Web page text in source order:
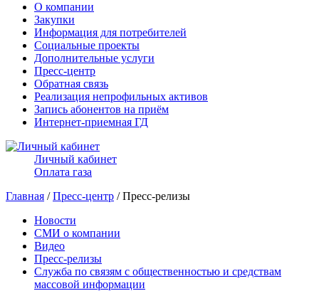
О компании
Закупки
Информация для потребителей
Социальные проекты
Дополнительные услуги
Пресс-центр
Обратная связь
Реализация непрофильных активов
Запись абонентов на приём
Интернет-приемная ГД
Личный кабинет
Оплата газа
Главная /Пресс-центр / Пресс-релизы
Новости
СМИ о компании
Видео
Пресс-релизы
Служба по связям с общественностью и средствам
массовой информации